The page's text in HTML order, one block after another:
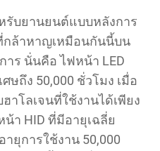
บยานยนต์แบบหลังการ
กล้าหาญเหมือนกันนี้บน
ร นั่นคือ ไฟหน้า LED
ษถึง 50,000 ชั่วโมง เมื่อ
าโลเจนที่ใช้งานได้เพียง
า HID ที่มีอายุเฉลี่ย
ายุการใช้งาน 50,000